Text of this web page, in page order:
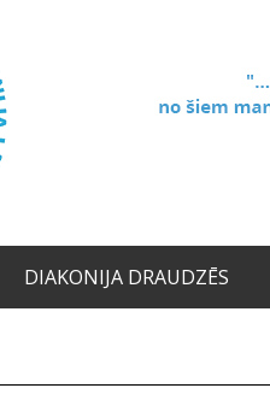
DIAKONIJA DRAUDZĒS